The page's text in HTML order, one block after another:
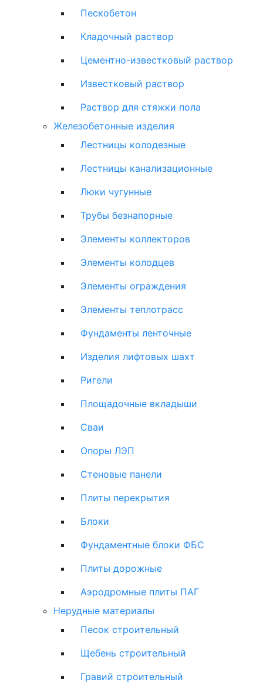
Пескобетон
Кладочный раствор
Цементно-известковый раствор
Известковый раствор
Раствор для стяжки пола
Железобетонные изделия
Лестницы колодезные
Лестницы канализационные
Люки чугунные
Трубы безнапорные
Элементы коллекторов
Элементы колодцев
Элементы ограждения
Элементы теплотрасс
Фундаменты ленточные
Изделия лифтовых шахт
Ригели
Площадочные вкладыши
Сваи
Опоры ЛЭП
Стеновые панели
Плиты перекрытия
Блоки
Фундаментные блоки ФБС
Плиты дорожные
Аэродромные плиты ПАГ
Нерудные материалы
Песок строительный
Щебень строительный
Гравий строительный